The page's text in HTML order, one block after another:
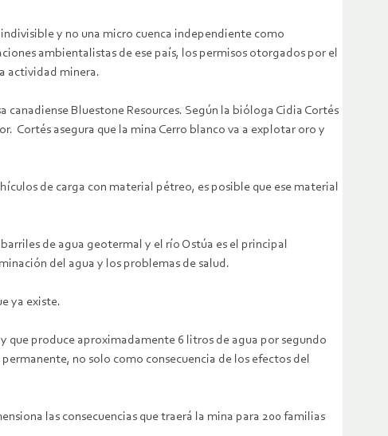
y no una micro cuenca independiente como
ambientalistas de ese país, los permisos otorgados por el
actividad minera.
Bluestone Resources. Según la bióloga Cidia Cortés
Cortés asegura que la mina Cerro blanco va a explotar oro y
de carga con material pétreo, es posible que ese material
de agua geotermal y el río Ostúa es el principal
del agua y los problemas de salud.
ya existe.
que produce aproximadamente 6 litros de agua por segundo
no solo como consecuencia de los efectos del
las consecuencias que traerá la mina para 200 familias